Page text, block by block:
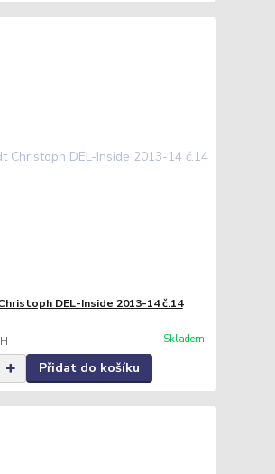
DEL-Inside 2013-14 č.14
Skladem
Přidat do košíku